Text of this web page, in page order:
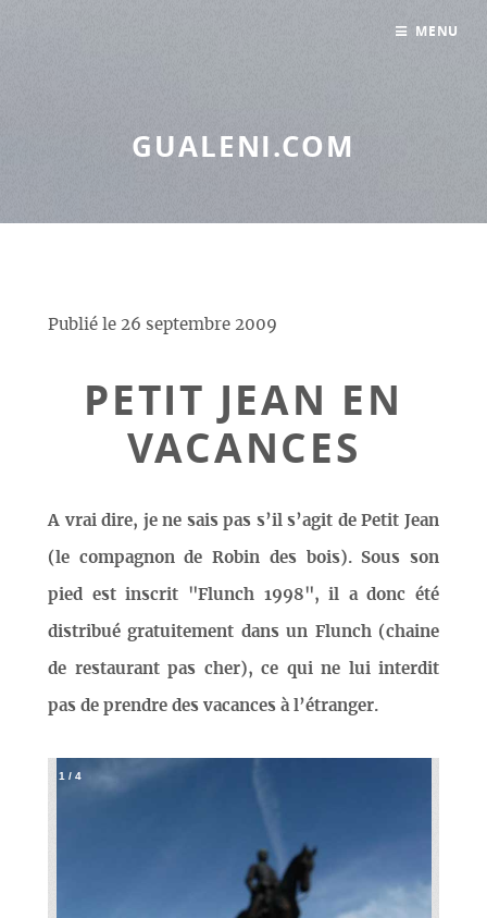
GUALENI.COM
Publié le 26 septembre 2009
PETIT JEAN EN
VACANCES
A vrai dire, je ne sais pas s’il s’agit de Petit Jean
(le compagnon de Robin des bois). Sous son
pied est inscrit "Flunch 1998", il a donc été
distribué gratuitement dans un Flunch (chaine
de restaurant pas cher), ce qui ne lui interdit
pas de prendre des vacances à l’étranger.
1 / 4
MENU